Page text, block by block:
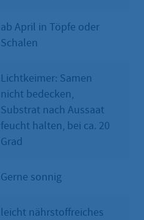
ab April in Töpfe oder
Schalen
Lichtkeimer: Samen
nicht bedecken,
Substrat nach Aussaat
feucht halten, bei ca. 20
Grad
Gerne sonnig
leicht nährstoffreiches